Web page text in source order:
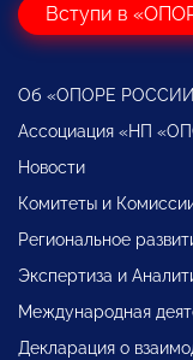
Вступи в
Об «ОПОРЕ
Ассоциация «НП
Новости
Комитеты и
Региональное
Экспертиза и
Международная
Декларация о